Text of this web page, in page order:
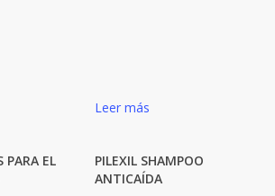
PARA EL
Leer más
PILEXIL SHAMPOO
ANTICAÍDA